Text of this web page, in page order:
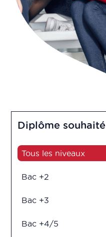
Diplôme souhaité
Tous les niveaux
Bac +2
Bac +3
Bac +4/5